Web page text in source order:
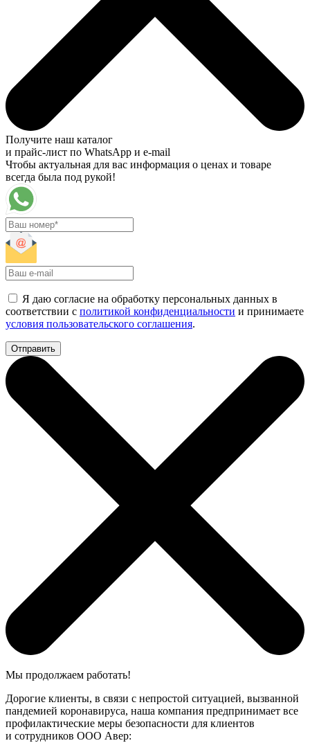
Получите наш каталог
и прайс-лист по WhatsApp и e-mail
Чтобы актуальная для вас информация о ценах и товаре
всегда была под рукой!
Я даю согласие на обработку персональных данных в
соответствии с политикой конфиденциальности и принимаете
условия пользовательского соглашения.
Мы продолжаем работать!
Дорогие клиенты, в связи с непростой ситуацией, вызванной
пандемией коронавируса, наша компания предпринимает все
профилактические меры безопасности для клиентов
и сотрудников ООО Авер: